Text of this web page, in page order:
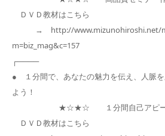
ＤＶＤ教材はこちら
→ http://www.mizunohiroshi.net/
m=biz_mag&c=157
┌────
● １分間で、あなたの魅力を伝え、人脈
よう！
★☆★☆ １分間自己アピー
ＤＶＤ教材はこちら